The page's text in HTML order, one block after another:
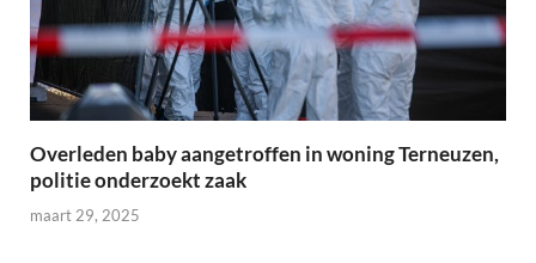
Overleden baby aangetroffen in woning Terneuzen,
politie onderzoekt zaak
maart 29, 2025